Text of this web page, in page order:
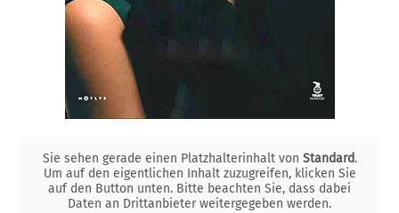
Sie sehen gerade einen Platzhalterinhalt von Standard.
Um auf den eigentlichen Inhalt zuzugreifen, klicken Sie
auf den Button unten. Bitte beachten Sie, dass dabei
Daten an Drittanbieter weitergegeben werden.